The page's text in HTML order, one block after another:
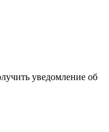
уведомление об